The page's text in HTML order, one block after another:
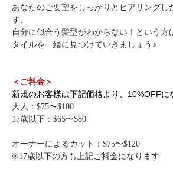
あなたのご要望をしっかりとヒアリングし
す。
自分に似合う髪型がわからない！という方
タイルを一緒に見つけていきましょう♪
＜ご料金＞
新規のお客様は下記価格より、10%OFFに
大人：$75〜$100
17歳以下：$65〜$80
オーナーによるカット：$75〜$120
※17歳以下の方も上記ご料金になります